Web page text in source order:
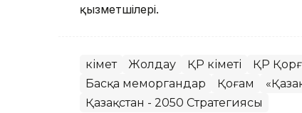
қызметшілері.
Үкімет Жолдау ҚР Үкіметі ҚР
Басқа меморгандар
Қоғам
Қазақстан - 2050 Стратегиясы